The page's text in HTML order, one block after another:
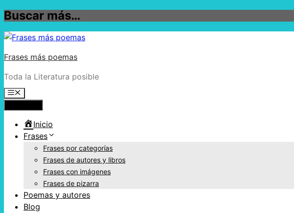
Buscar más…
Frases más poemas
Toda la Literatura posible
Inicio
Frases
Frases por categorías
Frases de autores y libros
Frases con imágenes
Frases de pizarra
Poemas y autores
Blog